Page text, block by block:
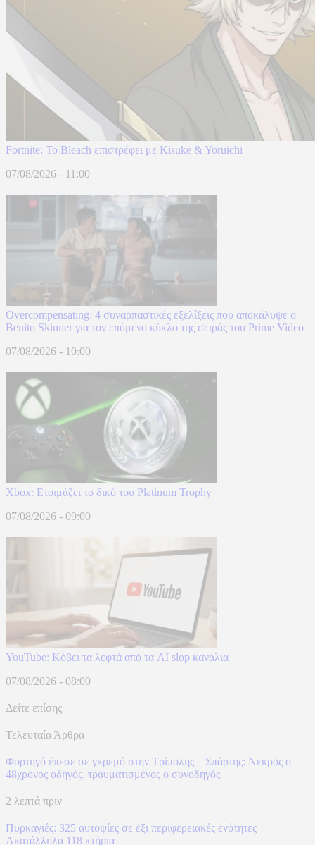
Fortnite: Το Bleach επιστρέφει με Kisuke & Yoruichi
07/08/2026 - 11:00
Overcompensating: 4 συναρπαστικές εξελίξεις που αποκάλυψε ο
Benito Skinner για τον επόμενο κύκλο της σειράς του Prime Video
07/08/2026 - 10:00
Xbox: Ετοιμάζει το δικό του Platinum Trophy
07/08/2026 - 09:00
YouTube: Κόβει τα λεφτά από τα AI slop κανάλια
07/08/2026 - 08:00
Δείτε επίσης
Τελευταία Άρθρα
Φορτηγό έπεσε σε γκρεμό στην Τρίπολης – Σπάρτης: Νεκρός ο
48χρονος οδηγός, τραυματισμένος ο συνοδηγός
2 λεπτά πριν
Πυρκαγιές: 325 αυτοψίες σε έξι περιφερειακές ενότητες –
Ακατάλληλα 118 κτήρια